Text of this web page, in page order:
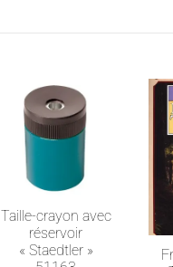
Taille-crayon avec
réservoir
« Staedtler »